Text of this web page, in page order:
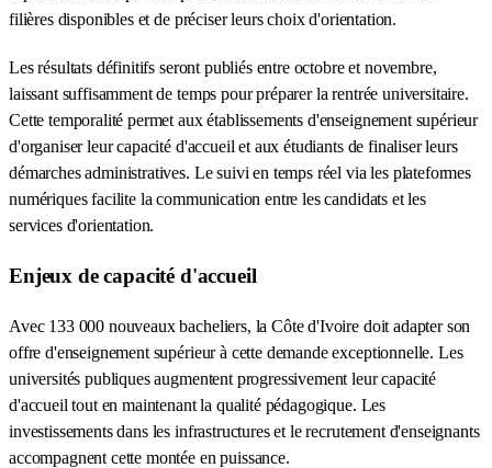
filières disponibles et de préciser leurs choix d'orientation.
Les résultats définitifs seront publiés entre octobre et novembre,
laissant suffisamment de temps pour préparer la rentrée universitaire.
Cette temporalité permet aux établissements d'enseignement supérieur
d'organiser leur capacité d'accueil et aux étudiants de finaliser leurs
démarches administratives. Le suivi en temps réel via les plateformes
numériques facilite la communication entre les candidats et les
services d'orientation.
Enjeux de capacité d'accueil
Avec 133 000 nouveaux bacheliers, la Côte d'Ivoire doit adapter son
offre d'enseignement supérieur à cette demande exceptionnelle. Les
universités publiques augmentent progressivement leur capacité
d'accueil tout en maintenant la qualité pédagogique. Les
investissements dans les infrastructures et le recrutement d'enseignants
accompagnent cette montée en puissance.